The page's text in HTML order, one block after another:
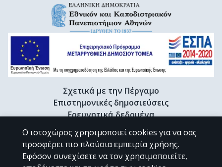
Σχετικά με την Πέργαμο
Επιστημονικές δημοσιεύσεις
Ερευνητικά δεδομένα
Διδακτορικές διατριβές & Γκρίζα βιβλιογραφία
Προφίλ Ερευνητή
Ο ιστοχώρος χρησιμοποιεί cookies για να σας
προσφέρει πιο πλούσια εμπειρία χρήσης.
Εφόσον συνεχίσετε να τον χρησιμοποιείτε,